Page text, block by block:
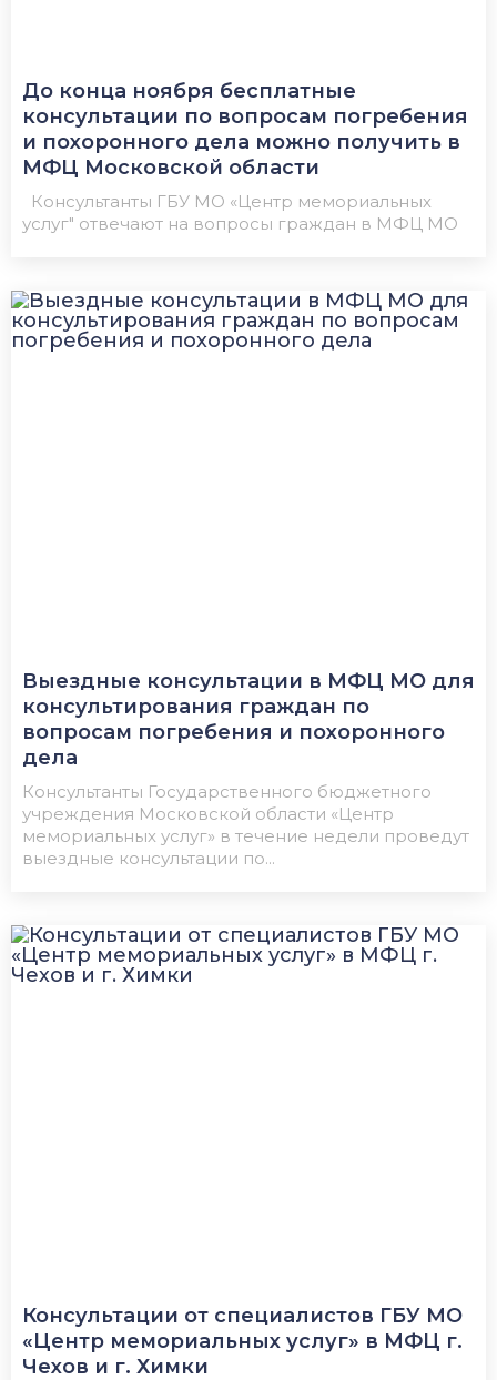
До конца ноября бесплатные
консультации по вопросам погребения
и похоронного дела можно получить в
МФЦ Московской области
Консультанты ГБУ МО «Центр мемориальных
услуг" отвечают на вопросы граждан в МФЦ МО
Выездные консультации в МФЦ МО для
консультирования граждан по
вопросам погребения и похоронного
дела
Консультанты Государственного бюджетного
учреждения Московской области «Центр
мемориальных услуг» в течение недели проведут
выездные консультации по...
Консультации от специалистов ГБУ МО
«Центр мемориальных услуг» в МФЦ г.
Чехов и г. Химки